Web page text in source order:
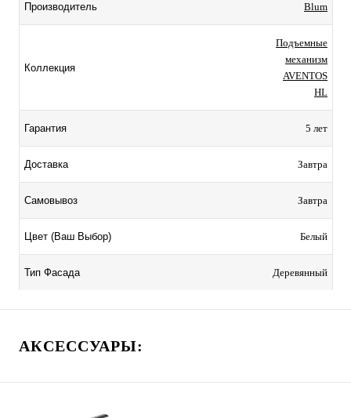
Производитель Blum
Коллекция
Подъемные
механизм
AVENTOS
HL
Гарантия 5 лет
Доставка Завтра
Самовывоз Завтра
Цвет (Ваш Выбор) Белый
Тип Фасада Деревянный
АКСЕССУАРЫ: